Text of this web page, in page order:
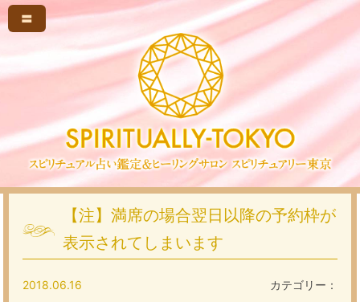
〓
【注】満席の場合翌日以降の予約枠が
表示されてしまいます
カテゴリー：
2018.06.16